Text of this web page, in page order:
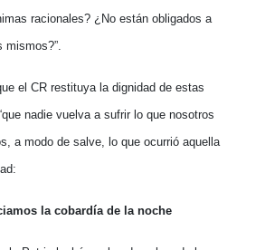
racionales? ¿No están obligados a
el CR restituya la dignidad de estas
nadie vuelva a sufrir lo que nosotros
a modo de salve, lo que ocurrió aquella
la cobardía de la noche